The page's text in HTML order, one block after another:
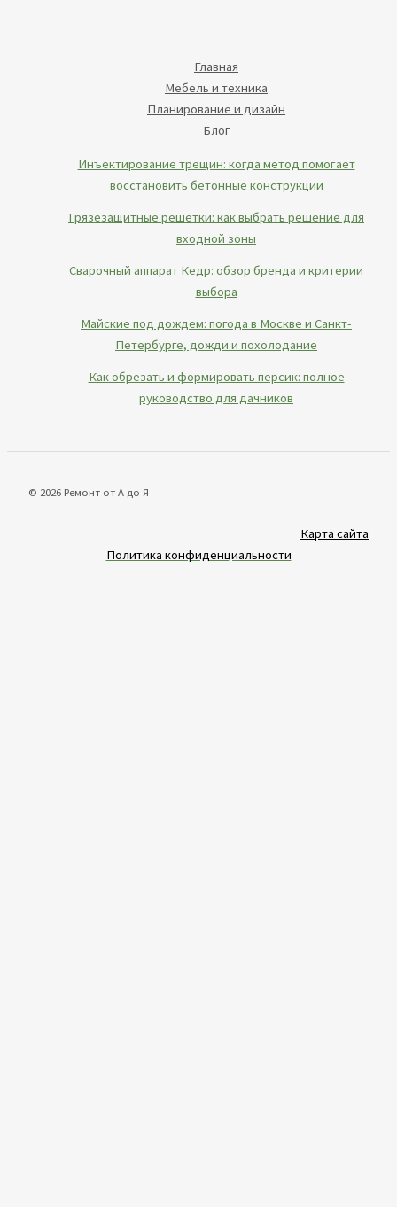
Главная
Мебель и техника
Планирование и дизайн
Блог
Инъектирование трещин: когда метод помогает
восстановить бетонные конструкции
Грязезащитные решетки: как выбрать решение для
входной зоны
Сварочный аппарат Кедр: обзор бренда и критерии
выбора
Майские под дождем: погода в Москве и Санкт-
Петербурге, дожди и похолодание
Как обрезать и формировать персик: полное
руководство для дачников
© 2026 Ремонт от А до Я
Карта сайта
Политика конфиденциальности